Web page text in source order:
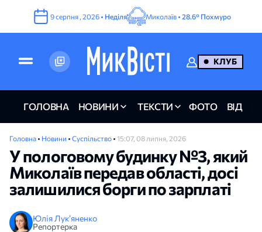
9серпня , 2026 • Неділя Миколаїв • 28.6° Похмуро
КЛУБ
ГОЛОВНА НОВИНИ ТЕКСТИ ФОТО ВІДЕО
Головна • Новини • Суспільство • 15:07, 08 липня, 2026
У пологовому будинку №3, який
Миколаїв передав області, досі
залишилися борги по зарплаті
Юлія Лук’яненко
Репортерка